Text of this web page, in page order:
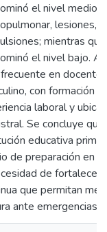
el nivel medio
lesiones,
mientras
el nivel bajo.
en
con formación
laboral y
Se concluye
educativa
de preparación en
de fortalecer
que permitan
ante emergencias